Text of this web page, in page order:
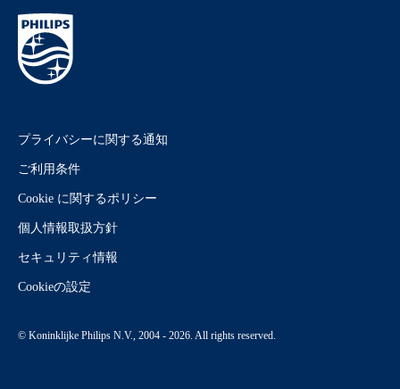
プライバシーに関する通知
ご利用条件
Cookie に関するポリシー
個人情報取扱方針
セキュリティ情報
Cookieの設定
© Koninklijke Philips N.V., 2004 - 2026. All rights reserved.